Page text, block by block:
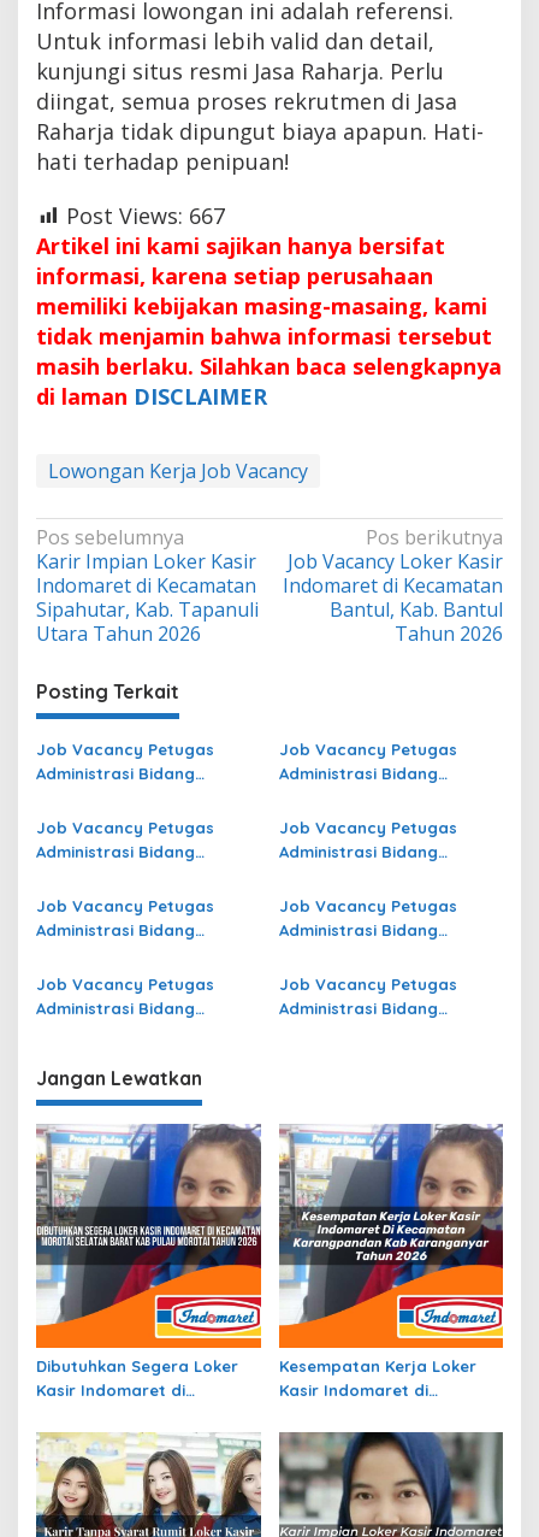
Informasi lowongan ini adalah referensi.
Untuk informasi lebih valid dan detail,
kunjungi situs resmi Jasa Raharja. Perlu
diingat, semua proses rekrutmen di Jasa
Raharja tidak dipungut biaya apapun. Hati-
hati terhadap penipuan!
Post Views: 667
Artikel ini kami sajikan hanya bersifat
informasi, karena setiap perusahaan
memiliki kebijakan masing-masaing, kami
tidak menjamin bahwa informasi tersebut
masih berlaku. Silahkan baca selengkapnya
di laman DISCLAIMER
Lowongan Kerja Job Vacancy
Navigasi
pos
Pos sebelumnya
Karir Impian Loker Kasir
Indomaret di Kecamatan
Sipahutar, Kab. Tapanuli
Utara Tahun 2026
Pos berikutnya
Job Vacancy Loker Kasir
Indomaret di Kecamatan
Bantul, Kab. Bantul
Tahun 2026
Posting Terkait
Job Vacancy Petugas
Administrasi Bidang
Anambas Terbaru
Job Vacancy Petugas
Administrasi Bidang
Terbaru
Job Vacancy Petugas
Administrasi Bidang
Bawang Barat Terbaru
Job Vacancy Petugas
Administrasi Bidang
Terbaru
Job Vacancy Petugas
Administrasi Bidang
di Ogan Komering Ulu
Selatan Terbaru
Job Vacancy Petugas
Administrasi Bidang
Job Vacancy Petugas
Administrasi Bidang
Terbaru
Job Vacancy Petugas
Administrasi Bidang
Jangan Lewatkan
Dibutuhkan Segera Loker
Kasir Indomaret di
Selatan Barat, Kab. Pulau
Morotai Tahun 2026
Kesempatan Kerja Loker
Kasir Indomaret di
Kab. Karanganyar Tahun
2026